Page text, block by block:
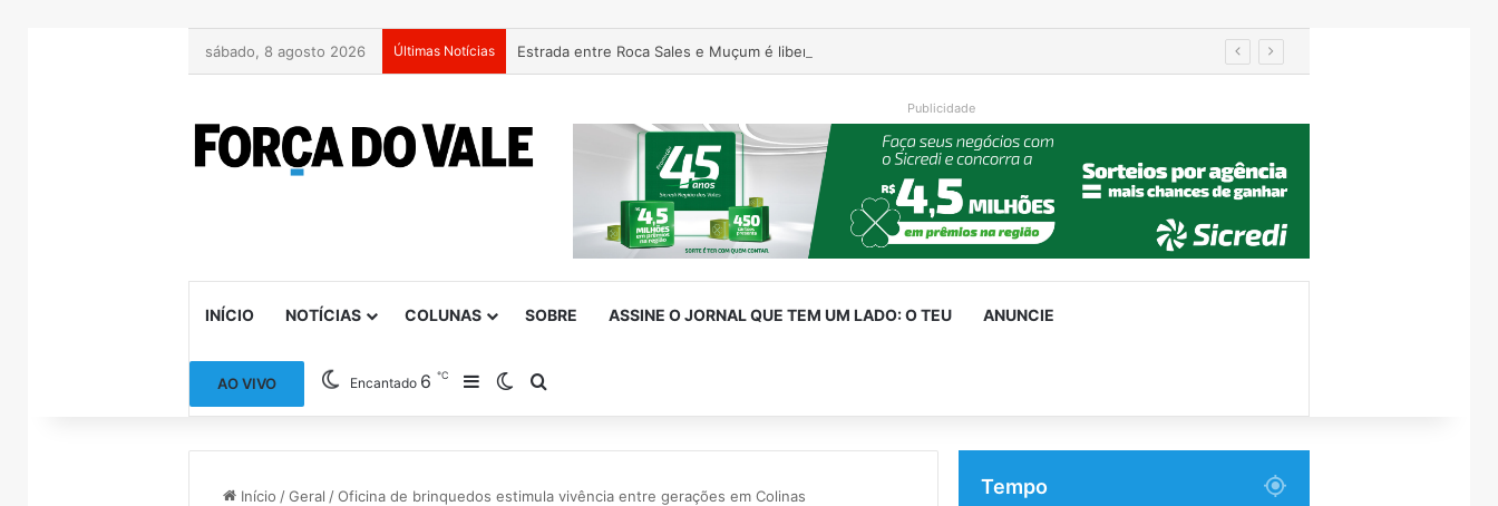
sábado, 8 agosto 2026 Últimas Notícias Estrada entre Roca Sales e Muçum é liberada após serviços de manutenção
Publicidade
INÍCIO NOTÍCIAS COLUNAS SOBRE ASSINE O JORNAL QUE TEM UM LADO: O TEU ANUNCIE
AO VIVO Encantado 6℃ Barra Lateral
Switch skin
Início / Geral / Oficina de brinquedos estimula vivência entre gerações em Colinas Tempo